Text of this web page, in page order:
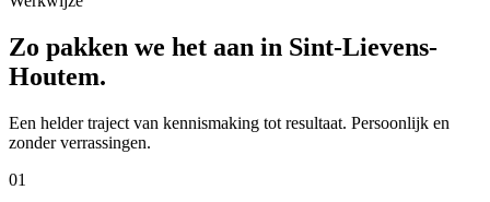
Zo pakken we het aan in Sint-Lievens-
Houtem.
Een helder traject van kennismaking tot resultaat. Persoonlijk en
zonder verrassingen.
01